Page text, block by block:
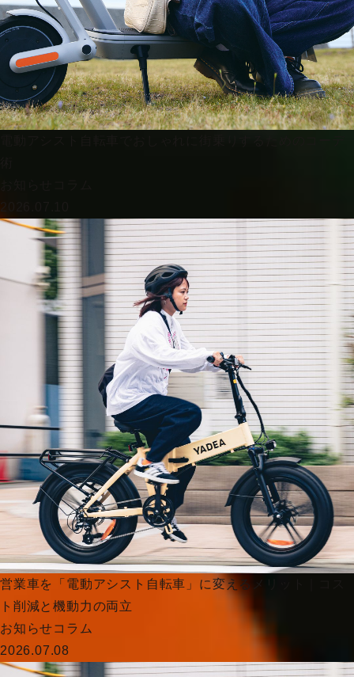
営業車を「電動アシスト自転車」に変えるメリット｜コス
ト削減と機動力の両立
お知らせコラム
2026.07.08